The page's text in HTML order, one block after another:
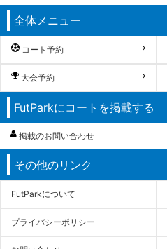
全体メニュー
コート予約
大会予約
FutParkにコートを掲載する
掲載のお問い合わせ
その他のリンク
FutParkについて
プライバシーポリシー